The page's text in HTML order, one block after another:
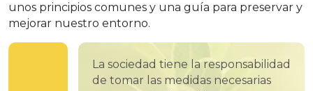
unos principios comunes y una guía para preservar y
mejorar nuestro entorno.
La sociedad tiene la responsabilidad
de tomar las medidas necesarias